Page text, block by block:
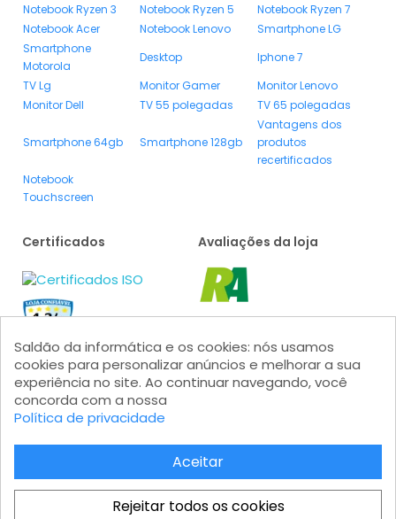
Notebook Ryzen 3
Notebook Ryzen 5
Notebook Ryzen 7
Notebook Acer
Notebook Lenovo
Smartphone LG
Smartphone
Motorola
Desktop
Iphone 7
TV Lg
Monitor Gamer
Monitor Lenovo
Monitor Dell
TV 55 polegadas TV 65 polegadas
Smartphone 64gb Smartphone 128gb
Vantagens dos
produtos
recertificados
Notebook
Touchscreen
Certificados Avaliações da loja
Formas de pagamento
Saldão da informática e os cookies: nós usamos
cookies para personalizar anúncios e melhorar a sua
experiência no site. Ao continuar navegando, você
concorda com a nossa
Política de privacidade
Aceitar
Rejeitar todos os cookies